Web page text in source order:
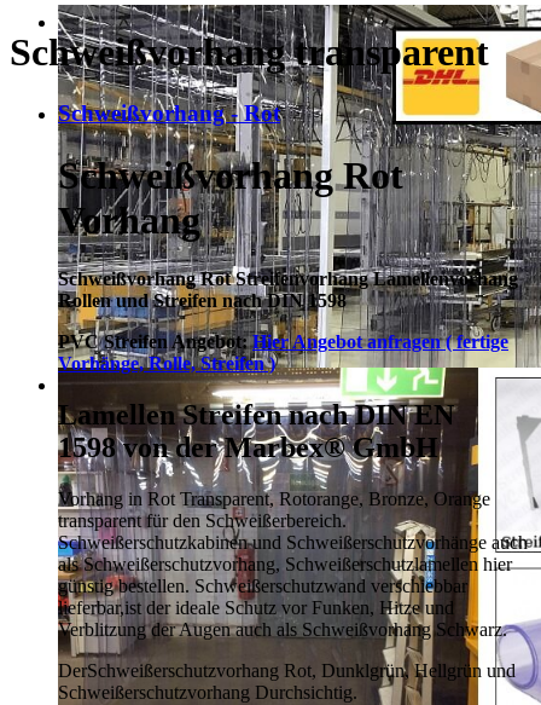
Schweißvorhang transparent
Schweißvorhang - Rot
Schweißvorhang Rot
Vorhang
Schweißvorhang Rot Streifenvorhang Lamellenvorhang
Rollen und Streifen nach DIN 1598
PVC Streifen Angebot:Hier Angebot anfragen ( fertige
Vorhänge, Rolle, Streifen )
Lamellen Streifen nach DIN EN
1598 von der Marbex® GmbH
Vorhang in Rot Transparent, Rotorange, Bronze, Orange
transparent für den Schweißerbereich.
Schweißerschutzkabinen und Schweißerschutzvorhänge auch
als Schweißerschutzvorhang, Schweißerschutzlamellen hier
günstig bestellen. Schweißerschutzwand verschiebbar
lieferbar,ist der ideale Schutz vor Funken, Hitze und
Verblitzung der Augen auch als Schweißvorhang Schwarz.
DerSchweißerschutzvorhang Rot, Dunklgrün,Hellgrün und
Schweißerschutzvorhang Durchsichtig.